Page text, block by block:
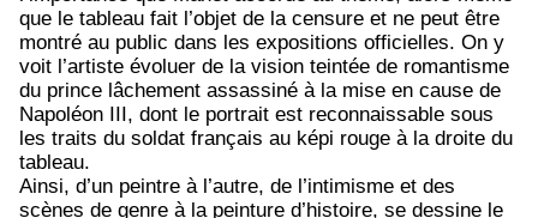
que le tableau fait l’objet de la censure et ne peut être
montré au public dans les expositions officielles. On y
voit l’artiste évoluer de la vision teintée de romantisme
du prince lâchement assassiné à la mise en cause de
Napoléon III, dont le portrait est reconnaissable sous
les traits du soldat français au képi rouge à la droite du
tableau.
Ainsi, d’un peintre à l’autre, de l’intimisme et des
scènes de genre à la peinture d’histoire, se dessine le